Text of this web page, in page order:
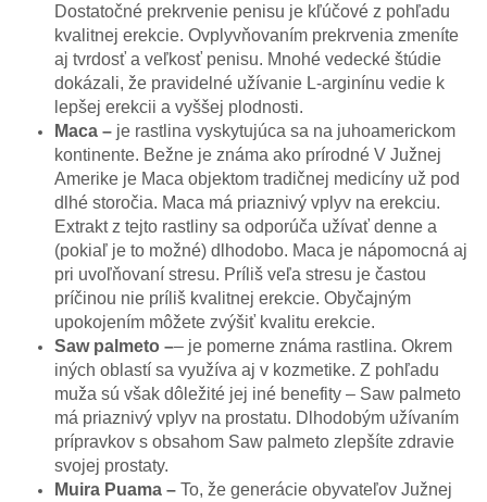
Dostatočné prekrvenie penisu je kľúčové z pohľadu
kvalitnej erekcie. Ovplyvňovaním prekrvenia zmeníte
aj tvrdosť a veľkosť penisu. Mnohé vedecké štúdie
dokázali, že pravidelné užívanie L-arginínu vedie k
lepšej erekcii a vyššej plodnosti.
Maca – je rastlina vyskytujúca sa na juhoamerickom
kontinente. Bežne je známa ako prírodné V Južnej
Amerike je Maca objektom tradičnej medicíny už pod
dlhé storočia. Maca má priaznivý vplyv na erekciu.
Extrakt z tejto rastliny sa odporúča užívať denne a
(pokiaľ je to možné) dlhodobo. Maca je nápomocná aj
pri uvoľňovaní stresu. Príliš veľa stresu je častou
príčinou nie príliš kvalitnej erekcie. Obyčajným
upokojením môžete zvýšiť kvalitu erekcie.
Saw palmeto –– je pomerne známa rastlina. Okrem
iných oblastí sa využíva aj v kozmetike. Z pohľadu
muža sú však dôležité jej iné benefity – Saw palmeto
má priaznivý vplyv na prostatu. Dlhodobým užívaním
prípravkov s obsahom Saw palmeto zlepšíte zdravie
svojej prostaty.
Muira Puama – To, že generácie obyvateľov Južnej